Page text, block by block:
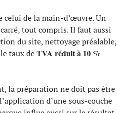
celui de la main-d’œuvre. Un
tout compris. Il faut aussi
du site, nettoyage préalable,
taux deTVA réduit à 10 %
la préparation ne doit pas être
d’une sous-couche